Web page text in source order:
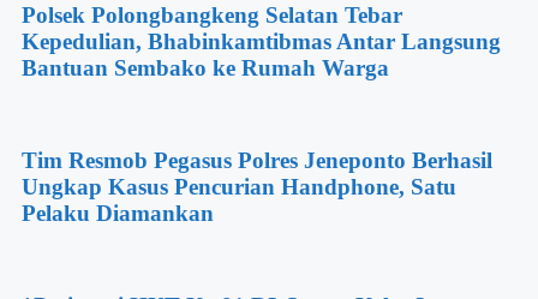
Polsek Polongbangkeng Selatan Tebar
Kepedulian, Bhabinkamtibmas Antar Langsung
Bantuan Sembako ke Rumah Warga
Tim Resmob Pegasus Polres Jeneponto Berhasil
Ungkap Kasus Pencurian Handphone, Satu
Pelaku Diamankan